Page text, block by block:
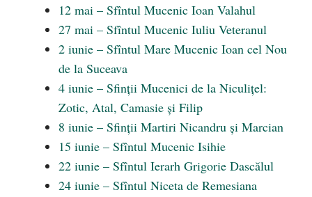
12 mai – Sfîntul Mucenic Ioan Valahul
27 mai – Sfîntul Mucenic Iuliu Veteranul
2 iunie – Sfîntul Mare Mucenic Ioan cel Nou
de la Suceava
4 iunie – Sfinții Mucenici de la Niculițel:
Zotic, Atal, Camasie și Filip
8 iunie – Sfinții Martiri Nicandru și Marcian
15 iunie – Sfîntul Mucenic Isihie
22 iunie – Sfîntul Ierarh Grigorie Dascălul
24 iunie – Sfîntul Niceta de Remesiana